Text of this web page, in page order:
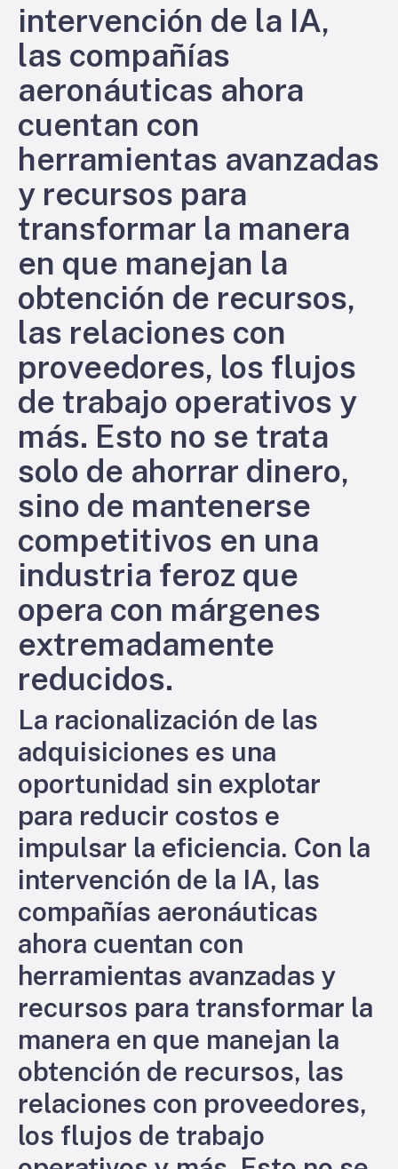
intervención de la IA,
las compañías
aeronáuticas ahora
cuentan con
herramientas avanzadas
y recursos para
transformar la manera
en que manejan la
obtención de recursos,
las relaciones con
proveedores, los flujos
de trabajo operativos y
más. Esto no se trata
solo de ahorrar dinero,
sino de mantenerse
competitivos en una
industria feroz que
opera con márgenes
extremadamente
reducidos.
La racionalización de las
adquisiciones es una
oportunidad sin explotar
para reducir costos e
impulsar la eficiencia. Con la
intervención de la IA, las
compañías aeronáuticas
ahora cuentan con
herramientas avanzadas y
recursos para transformar la
manera en que manejan la
obtención de recursos, las
relaciones con proveedores,
los flujos de trabajo